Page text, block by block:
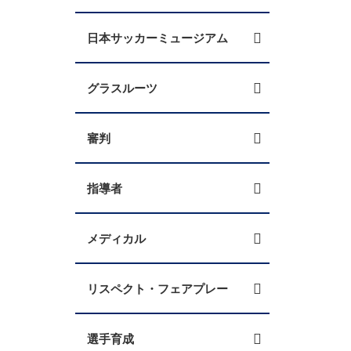
日本サッカーミュージアム
グラスルーツ
審判
指導者
メディカル
リスペクト・フェアプレー
選手育成